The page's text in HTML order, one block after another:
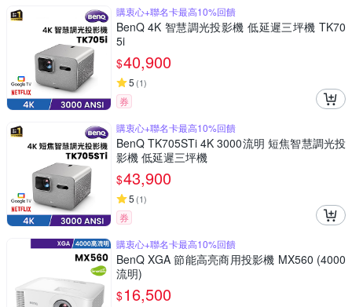
購衷心+聯名卡最高10%回饋
BenQ 4K 智慧調光投影機 低延遲三坪機 TK70
5i
$40,900
5 (1)
券
購衷心+聯名卡最高10%回饋
BenQ TK705STi 4K 3000流明 短焦智慧調光投
影機 低延遲三坪機
$43,900
5 (1)
券
購衷心+聯名卡最高10%回饋
BenQ XGA 節能高亮商用投影機 MX560 (4000
流明)
$16,500